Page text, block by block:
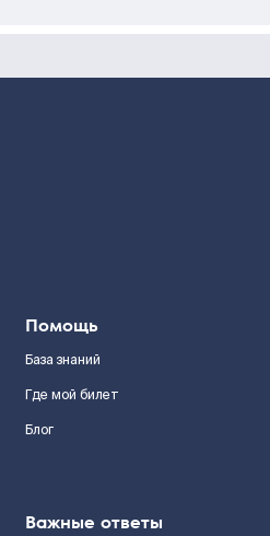
Помощь
База знаний
Где мой билет
Блог
Важные ответы